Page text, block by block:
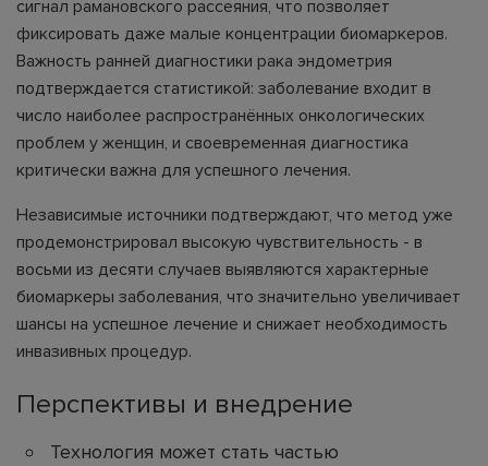
сигнал рамановского рассеяния, что позволяет
фиксировать даже малые концентрации биомаркеров.
Важность ранней диагностики рака эндометрия
подтверждается статистикой: заболевание входит в
число наиболее распространённых онкологических
проблем у женщин, и своевременная диагностика
критически важна для успешного лечения.
Независимые источники подтверждают, что метод уже
продемонстрировал высокую чувствительность - в
восьми из десяти случаев выявляются характерные
биомаркеры заболевания, что значительно увеличивает
шансы на успешное лечение и снижает необходимость
инвазивных процедур.
Перспективы и внедрение
Технология может стать частью